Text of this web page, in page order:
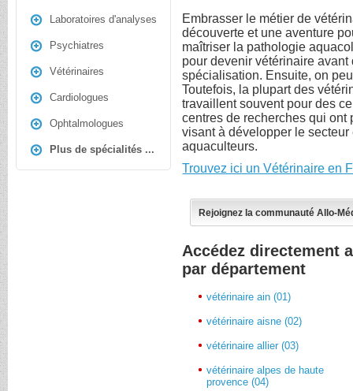
Laboratoires d'analyses
Psychiatres
Vétérinaires
Cardiologues
Ophtalmologues
Plus de spécialités ...
Embrasser le métier de
découverte et une aventure
maîtriser la pathologie
pour devenir vétérinaire
spécialisation. Ensuite, on
Toutefois, la plupart des
travaillent souvent pour des
centres de recherches qui ont
visant à développer le
aquaculteurs.
Trouvez ici un Vétérinaire en
Rejoignez la communauté Allo-
Accédez directement
par département
vétérinaire ain (01)
vétérinaire aisne (02)
vétérinaire allier (03)
vétérinaire alpes de haute
provence (04)